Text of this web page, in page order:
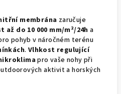
membrána zaručuje
do 10 000 mm/m²/24h a
pohyb v náročném terénu
. Vlhkost regulující
pro vaše nohy při
aktivit a horských